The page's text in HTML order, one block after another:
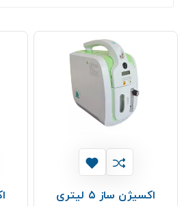
اکسیژن ساز ۵ لیتری